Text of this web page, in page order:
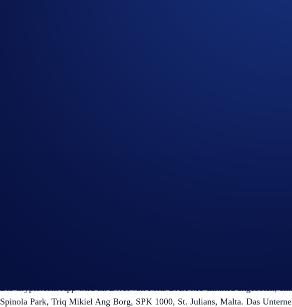
Die Crypto.com App wird im EWR von Foris DAX MT Limited angeboten,
Spinola Park, Triq Mikiel Ang Borg, SPK 1000, St. Julians, Malta. Das